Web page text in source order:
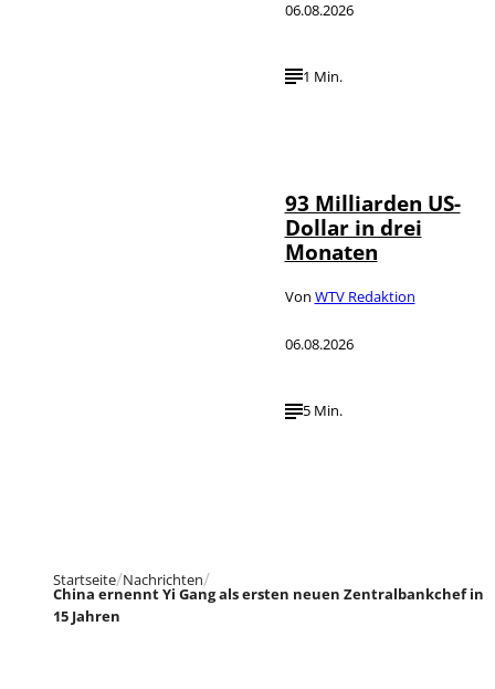
06.08.2026
1 Min.
93 Milliarden US-
Dollar in drei
Monaten
Von WTV Redaktion
06.08.2026
5 Min.
Startseite Nachrichten
China ernennt Yi Gang als ersten neuen Zentralbankchef in
15 Jahren